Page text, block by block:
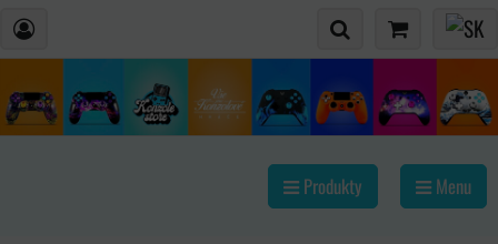
Produkty Menu